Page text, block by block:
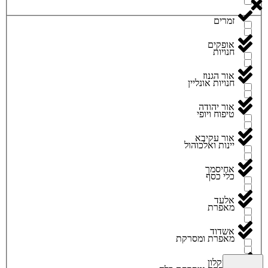
זמרים
חנויות
חנויות אונליין
טיפוח ויופי
יינות ואלכוהול
כלי כסף
מאפרת
מאפרת ומסרקת
אופקים
אור הגנוז
אור יהודה
אור עקיבא
אחיסמך
אלעד
אשדוד
אשקלון